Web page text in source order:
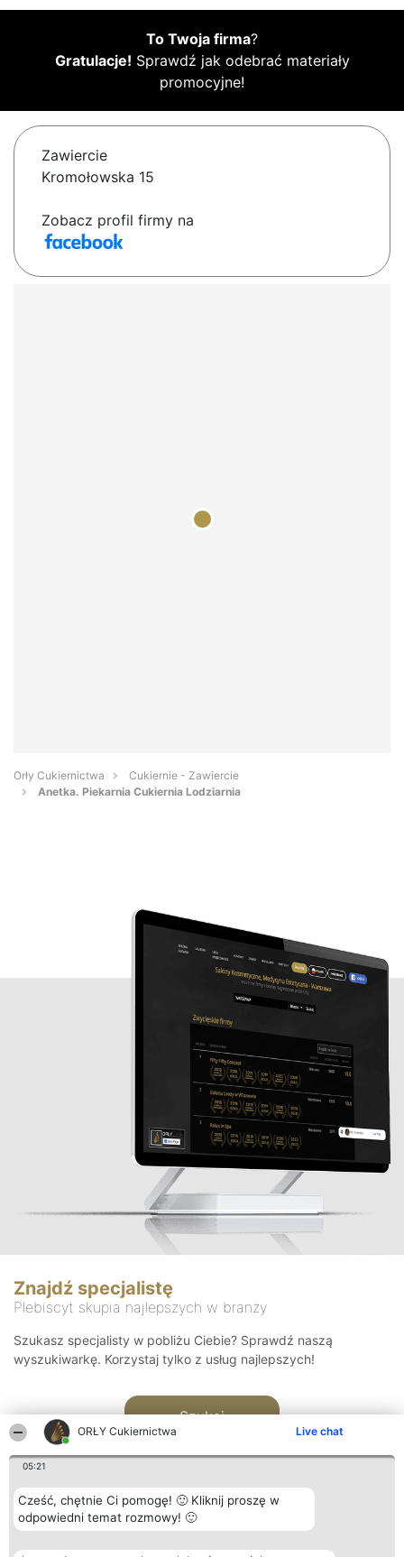
ORŁY Cukiernictwa Live chat
05:21
Cześć, chętnie Ci pomogę! 🙂 Kliknij proszę w
odpowiedni temat rozmowy! 🙂
To Twoja firma?
Gratulacje! Sprawdź jak odebrać materiały
promocyjne!
Zawiercie
Kromołowska 15
Zobacz profil firmy na
Orły Cukiernictwa
Cukiernie - Zawiercie
Anetka. Piekarnia Cukiernia Lodziarnia
Znajdź specjalistę
Plebiscyt skupia najlepszych w branży
Szukasz specjalisty w pobliżu Ciebie? Sprawdź naszą
wyszukiwarkę. Korzystaj tylko z usług najlepszych!
Szukaj
Organizator plebiscytu Plebiscyt Kontakt